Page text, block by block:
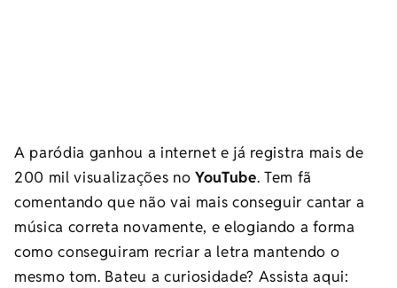
A paródia ganhou a internet e já registra mais de
200 mil visualizações no YouTube. Tem fã
comentando que não vai mais conseguir cantar a
música correta novamente, e elogiando a forma
como conseguiram recriar a letra mantendo o
mesmo tom. Bateu a curiosidade? Assista aqui: